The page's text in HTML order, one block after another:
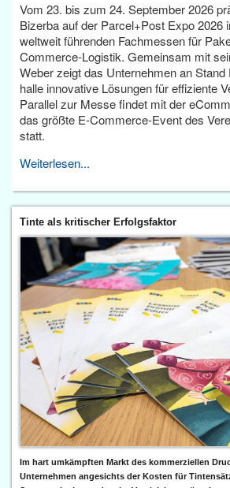
Vom 23. bis zum 24. September 2026
Bizerba auf der Parcel+Post Expo 2026
weltweit führenden Fachmessen für
Commerce-Logistik. Gemeinsam mit
Weber zeigt das Unternehmen an
halle innovative Lösungen für effiziente
Parallel zur Messe findet mit der
das größte E-Commerce-Event des
statt.
Weiterlesen...
Tinte als kritischer Erfolgsfaktor
Im hart umkämpften Markt des kommerziellen
Unternehmen angesichts der Kosten für